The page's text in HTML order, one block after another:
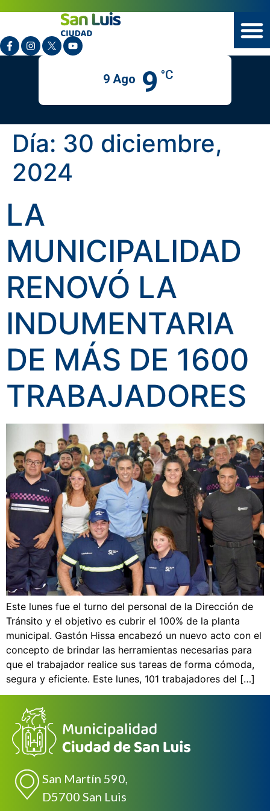
9 Ago 9 °C
Día: 30 diciembre,
2024
LA
MUNICIPALIDAD
RENOVÓ LA
INDUMENTARIA
DE MÁS DE 1600
TRABAJADORES
Este lunes fue el turno del personal de la Dirección de
Tránsito y el objetivo es cubrir el 100% de la planta
municipal. Gastón Hissa encabezó un nuevo acto con el
concepto de brindar las herramientas necesarias para
que el trabajador realice sus tareas de forma cómoda,
segura y eficiente. Este lunes, 101 trabajadores del […]
San Martín 590,
D5700 San Luis